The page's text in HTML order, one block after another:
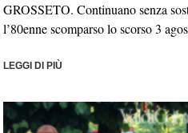
GROSSETO. Continuano senza
l’80enne scomparso lo scorso 3
LEGGI DI PIÙ